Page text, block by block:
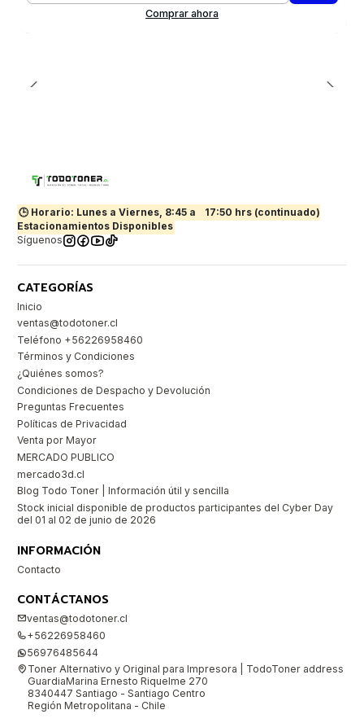
Comprar ahora
🕒 Horario: Lunes a Viernes, 8:45 a
17:50 hrs (continuado)
Estacionamientos Disponibles
Síguenos
CATEGORÍAS
Inicio
ventas@todotoner.cl
Teléfono +56226958460
Términos y Condiciones
¿Quiénes somos?
Condiciones de Despacho y Devolución
Preguntas Frecuentes
Políticas de Privacidad
Venta por Mayor
MERCADO PUBLICO
mercado3d.cl
Blog Todo Toner | Información útil y sencilla
Stock inicial disponible de productos participantes del Cyber Day
del 01 al 02 de junio de 2026
INFORMACIÓN
Contacto
CONTÁCTANOS
ventas@todotoner.cl
+56226958460
56976485644
Toner Alternativo y Original para Impresora | TodoToner address
GuardiaMarina Ernesto Riquelme 270
8340447 Santiago - Santiago Centro
Región Metropolitana - Chile